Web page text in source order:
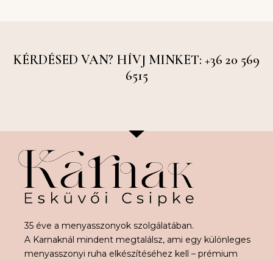
KÉRDÉSED VAN? HÍVJ MINKET: +36 20 569
6515
35 éve a menyasszonyok szolgálatában.
A Karnaknál mindent megtalálsz, ami egy különleges
menyasszonyi ruha elkészítéséhez kell – prémium